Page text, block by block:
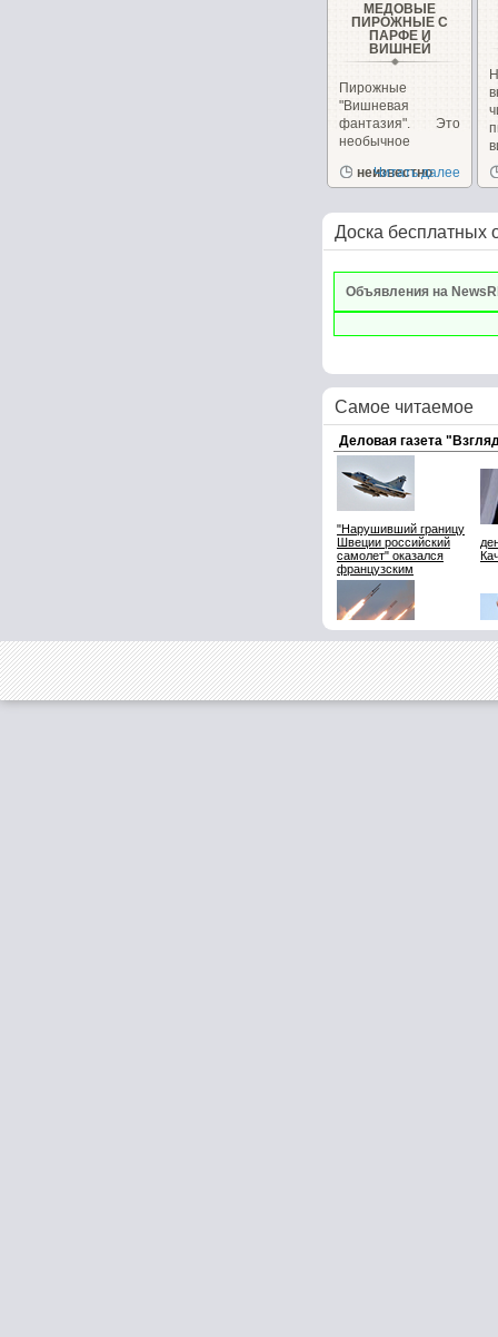
МЕДОВЫЕ
ПИРОЖНЫЕ С
ПАРФЕ И
ВИШНЕЙ
Пирожные
"Вишневая
фантазия". Это
необычное
сочетает в себе,...
неизвестно
Читать далее
Доска бесплатных
Объявления на
Самое читаемое